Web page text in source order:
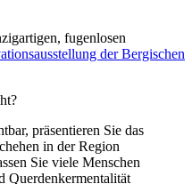
fugenlosen
der Bergischen
präsentieren Sie das
in der Region
Sie viele Menschen
Querdenkermentalität